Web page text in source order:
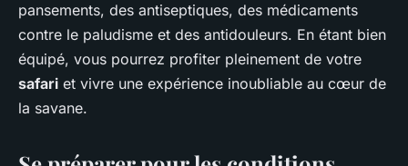
pansements, des antiseptiques, des médicaments
contre le paludisme et des antidouleurs. En étant bien
équipé, vous pourrez profiter pleinement de votre
safari et vivre une expérience inoubliable au cœur de
la savane.